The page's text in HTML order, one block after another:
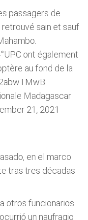
passagers de
sain et sauf
ont également
au fond de la
Madagascar
21, 2021
en el marco
tras tres décadas
otros funcionarios
un naufragio